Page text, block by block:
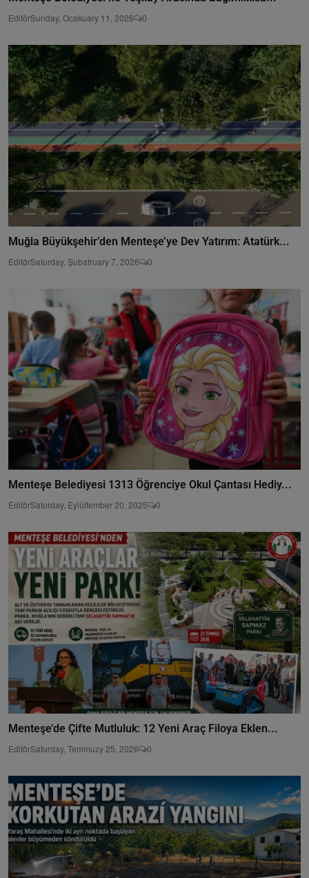
EditörSunday, Ocakuary 11, 2026 0
Muğla Büyükşehir’den Menteşe’ye Dev Yatırım: Atatürk...
EditörSaturday, Şubatruary 7, 2026 0
Menteşe Belediyesi 1313 Öğrenciye Okul Çantası Hediy...
EditörSaturday, Eylültember 20, 2025 0
Menteşe’de Çifte Mutluluk: 12 Yeni Araç Filoya Eklen...
EditörSaturday, Temmuzy 25, 2026 0